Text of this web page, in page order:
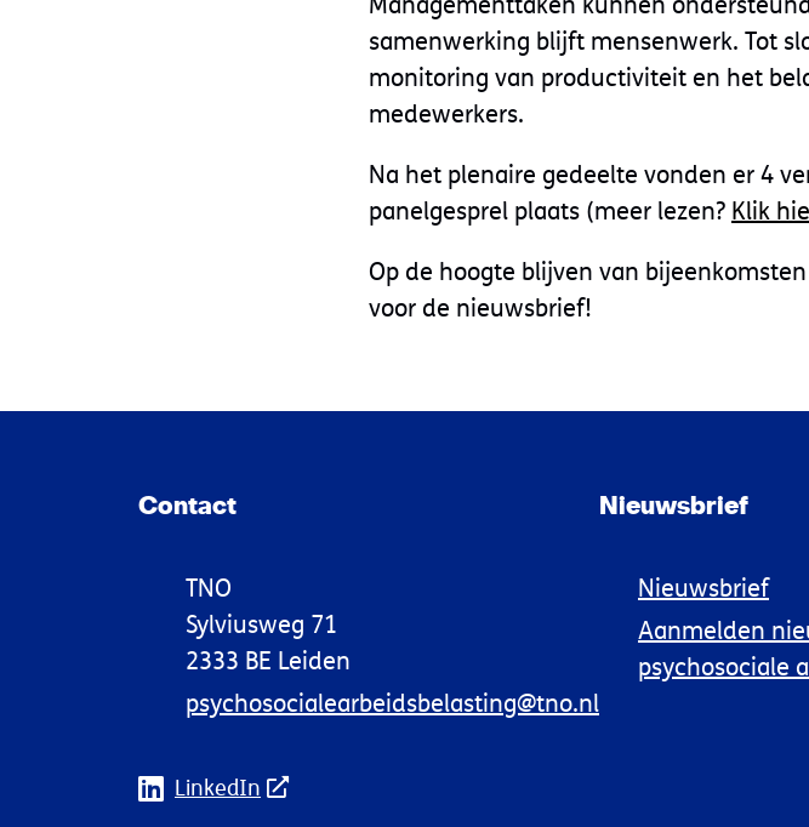
samenwerking blijft mensenwerk. Tot
monitoring van productiviteit en het
medewerkers.
Na het plenaire gedeelte vonden er 4
panelgesprel plaats (meer lezen? Klik
Op de hoogte blijven van
voor de nieuwsbrief!
Contact
TNO
Sylviusweg 71
2333 BE Leiden
psychosocialearbeidsbelasting@tno.nl
LinkedIn
Nieuwsbrief
Nieuwsbrief
Aanmelden
psychosociale